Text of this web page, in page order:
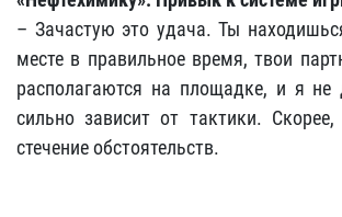
– Зачастую это удача. Ты
месте в правильное время, твои
располагаются на площадке, и я
сильно зависит от тактики. Скорее,
стечение обстоятельств.